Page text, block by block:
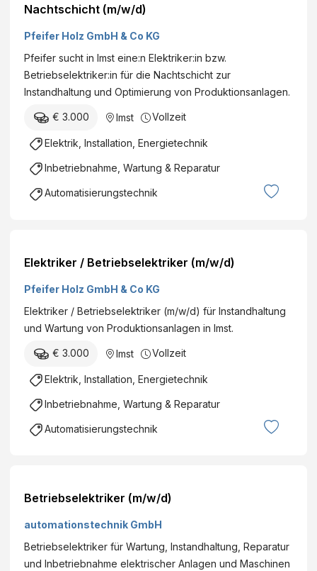
Nachtschicht (m/w/d)
Pfeifer Holz GmbH & Co KG
Pfeifer sucht in Imst eine:n Elektriker:in bzw.
Betriebselektriker:in für die Nachtschicht zur
Instandhaltung und Optimierung von Produktionsanlagen.
€ 3.000 Imst Vollzeit
Elektrik, Installation, Energietechnik
Inbetriebnahme, Wartung & Reparatur
Automatisierungstechnik
Elektriker / Betriebselektriker (m/w/d)
Pfeifer Holz GmbH & Co KG
Elektriker / Betriebselektriker (m/w/d) für Instandhaltung
und Wartung von Produktionsanlagen in Imst.
€ 3.000 Imst Vollzeit
Elektrik, Installation, Energietechnik
Inbetriebnahme, Wartung & Reparatur
Automatisierungstechnik
Betriebselektriker (m/w/d)
automationstechnik GmbH
Betriebselektriker für Wartung, Instandhaltung, Reparatur
und Inbetriebnahme elektrischer Anlagen und Maschinen